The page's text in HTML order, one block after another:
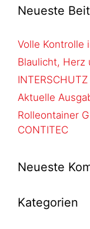
Neueste
Volle Kontrolle
Blaulicht, Herz
INTERSCHUTZ
Aktuelle
Rolleontainer
CONTITEC
Neueste
Kategorien